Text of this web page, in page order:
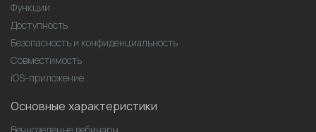
Функции
Доступность
Безопасность и конфиденциальность
Совместимость
iOS-приложение
Основные характеристики